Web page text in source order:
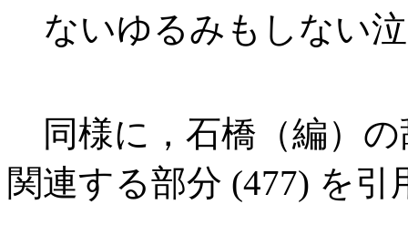
ないゆるみもしない
同様に，石橋（編）の
関連する部分 (477) を引